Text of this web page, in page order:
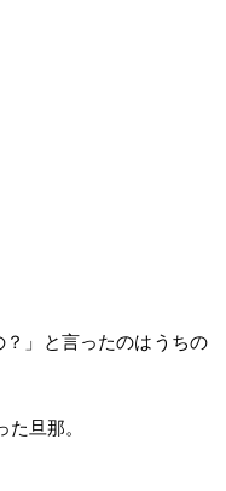
？」と言ったのはうちの
旦那。